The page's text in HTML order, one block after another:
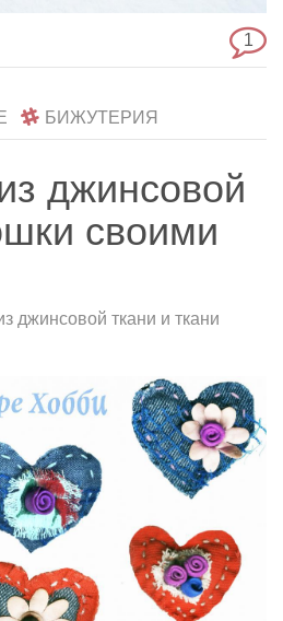
1
БИЖУТЕРИЯ
джинсовой
своими
джинсовой ткани и ткани